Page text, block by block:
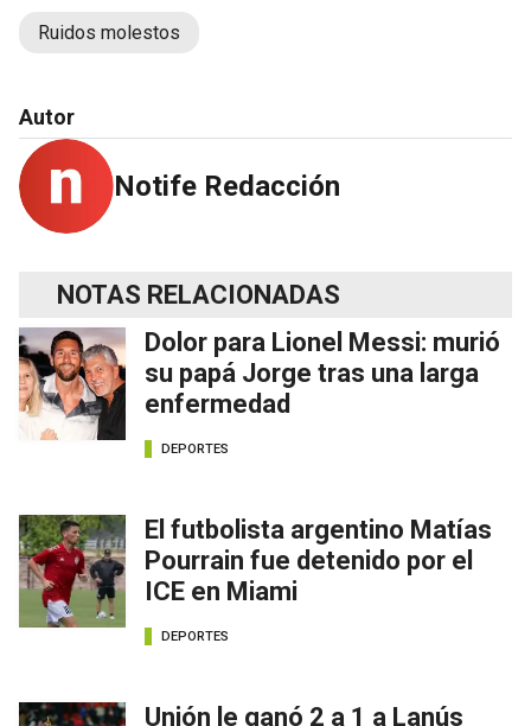
Ruidos molestos
Autor
Notife Redacción
NOTAS RELACIONADAS
Dolor para Lionel Messi: murió
su papá Jorge tras una larga
enfermedad
DEPORTES
El futbolista argentino Matías
Pourrain fue detenido por el
ICE en Miami
DEPORTES
Unión le ganó 2 a 1 a Lanús